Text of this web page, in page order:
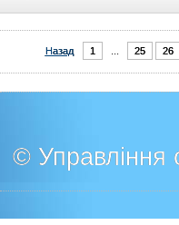
Назад 1 25 26
© Управління